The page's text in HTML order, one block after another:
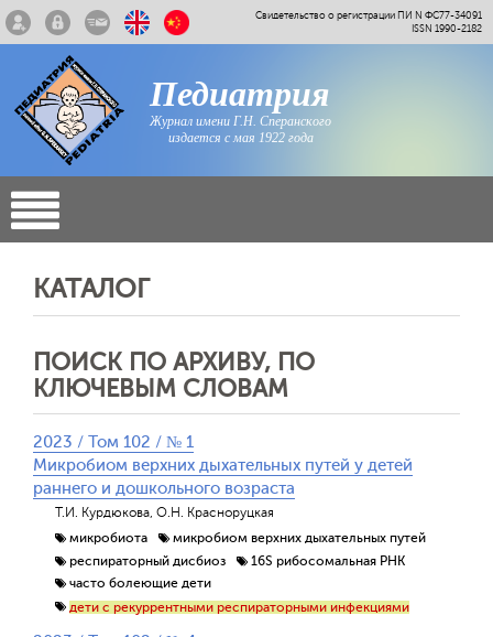
Свидетельство о регистрации ПИ N ФС77-34091
ISSN 1990-2182
Педиатрия
Журнал имени Г.Н. Сперанского
издается с мая 1922 года
КАТАЛОГ
ПОИСК ПО АРХИВУ, ПО
КЛЮЧЕВЫМ СЛОВАМ
2023 / Том 102 / № 1
Микробиом верхних дыхательных путей у детей
раннего и дошкольного возраста
Т.И. Курдюкова, О.Н. Красноруцкая
микробиота
микробиом верхних дыхательных путей
респираторный дисбиоз
16S рибосомальная РНК
часто болеющие дети
дети с рекуррентными респираторными инфекциями